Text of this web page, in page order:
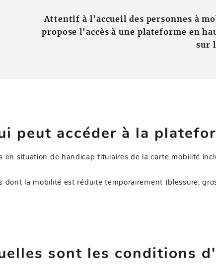
Attentif à l’accueil des personnes à
propose l'accès à une plateforme en
sur
peut accéder à la
en situation de handicap titulaires de la carte mobilité
dont la mobilité est réduite temporairement (blessure,
sont les conditions